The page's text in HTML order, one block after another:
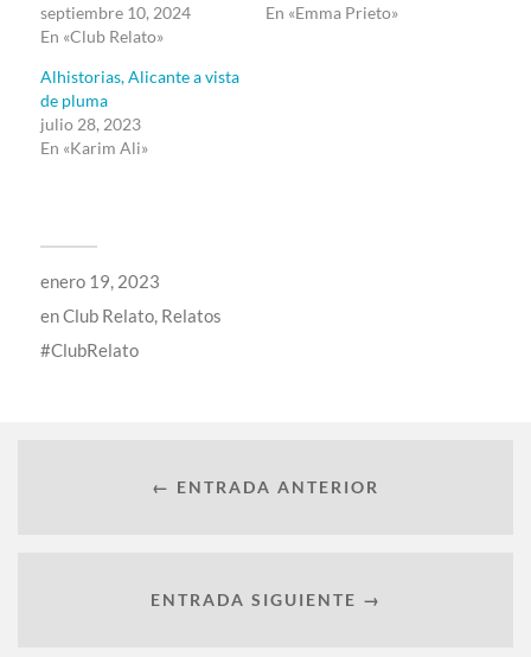
septiembre 10, 2024
En «Club Relato»
En «Emma Prieto»
Alhistorias, Alicante a vista
de pluma
julio 28, 2023
En «Karim Ali»
enero 19, 2023
enClub Relato, Relatos
ClubRelato
← ENTRADA ANTERIOR
ENTRADA SIGUIENTE →